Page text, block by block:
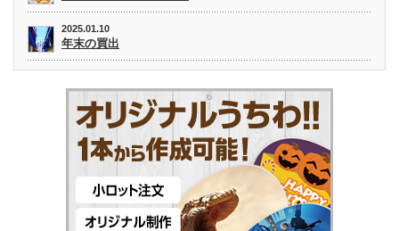
2025.01.10
年末の買出